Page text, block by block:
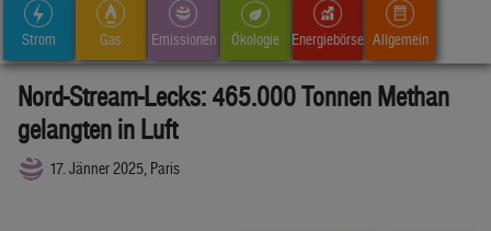
Strom Gas Emissionen Ökologie Energiebörse Allgemein
Nord-Stream-Lecks: 465.000 Tonnen Methan
gelangten in Luft
17. Jänner 2025, Paris